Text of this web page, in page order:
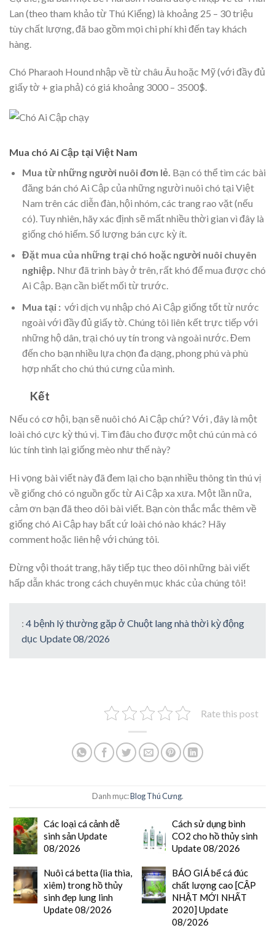
Lan (theo tham khảo từ Thú Kiểng) là khoảng 25 – 30 triệu
tùy chất lượng, đã bao gồm mọi chi phí khi đến tay khách
hàng.
Chó Pharaoh Hound nhập về từ châu Âu hoặc Mỹ (với đầy đủ
giấy tờ + gia phả) có giá khoảng 3000 – 3500$.
Mua chó Ai Cập tại Việt Nam
Mua từ những người nuôi đơn lẻ. Bạn có thể tìm các bài
đăng bán chó Ai Cập của những người nuôi chó tại Việt
Nam trên các diễn đàn, hội nhóm, các trang rao vặt (nếu
có). Tuy nhiên, hãy xác định sẽ mất nhiều thời gian vì đây là
giống chó hiếm. Số lượng bán cực kỳ ít.
Đặt mua của những trại chó hoặc người nuôi chuyên
nghiệp. Như đã trình bày ở trên, rất khó để mua được chó
Ai Cập. Bạn cần biết mối từ trước.
Mua tại : với dịch vụ nhập chó Ai Cập giống tốt từ nước
ngoài với đầy đủ giấy tờ. Chúng tôi liên kết trực tiếp với
những hộ dân, trại chó uy tín trong và ngoài nước. Đem
đến cho bạn nhiều lựa chọn đa dạng, phong phú và phù
hợp nhất cho chú thú cưng của mình.
Kết
Nếu có cơ hội, bạn sẽ nuôi chó Ai Cập chứ? Với , đây là một
loài chó cực kỳ thú vị. Tìm đâu cho được một chú cún mà có
lúc tính tình lại giống mèo như thế này?
Hi vọng bài viết này đã đem lại cho bạn nhiều thông tin thú vị
về giống chó có nguồn gốc từ Ai Cập xa xưa. Một lần nữa,
cảm ơn bạn đã theo dõi bài viết. Bạn còn thắc mắc thêm về
giống chó Ai Cập hay bất cứ loài chó nào khác? Hãy
comment hoặc liên hệ với chúng tôi.
Đừng vội thoát trang, hãy tiếp tục theo dõi những bài viết
hấp dẫn khác trong cách chuyên mục khác của chúng tôi!
: 4 bệnh lý thường gặp ở Chuột lang nhà thời kỳ động
dục Update 08/2026
Rate this post
Danh mục:Blog Thú Cưng.
Các loại cá cảnh dễ
sinh sản Update
08/2026
Cách sử dụng bình
CO2 cho hồ thủy sinh
Update 08/2026
Nuôi cá betta (lia thia,
xiêm) trong hồ thủy
sinh đẹp lung linh
Update 08/2026
BÁO GIÁ bể cá đúc
chất lượng cao [CẬP
NHẬT MỚI NHẤT
2020] Update
08/2026